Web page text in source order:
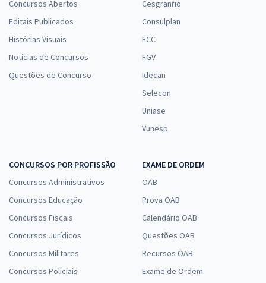
Concursos Abertos
Editais Publicados
Histórias Visuais
Notícias de Concursos
Questões de Concurso
Cesgranrio
Consulplan
FCC
FGV
Idecan
Selecon
Uniase
Vunesp
CONCURSOS POR PROFISSÃO
Concursos Administrativos
Concursos Educação
Concursos Fiscais
Concursos Jurídicos
Concursos Militares
Concursos Policiais
EXAME DE ORDEM
OAB
Prova OAB
Calendário OAB
Questões OAB
Recursos OAB
Exame de Ordem